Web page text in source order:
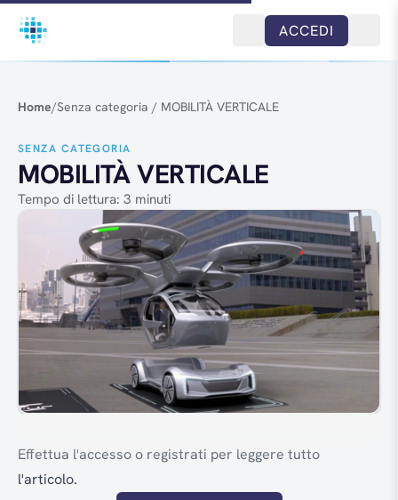
Salta al contenuto
ACCEDI
Home/Senza categoria / MOBILITÀ VERTICALE
SENZA CATEGORIA
MOBILITÀ VERTICALE
Tempo di lettura: 3 minuti
Effettua l'accesso o registrati per leggere tutto
l'articolo.